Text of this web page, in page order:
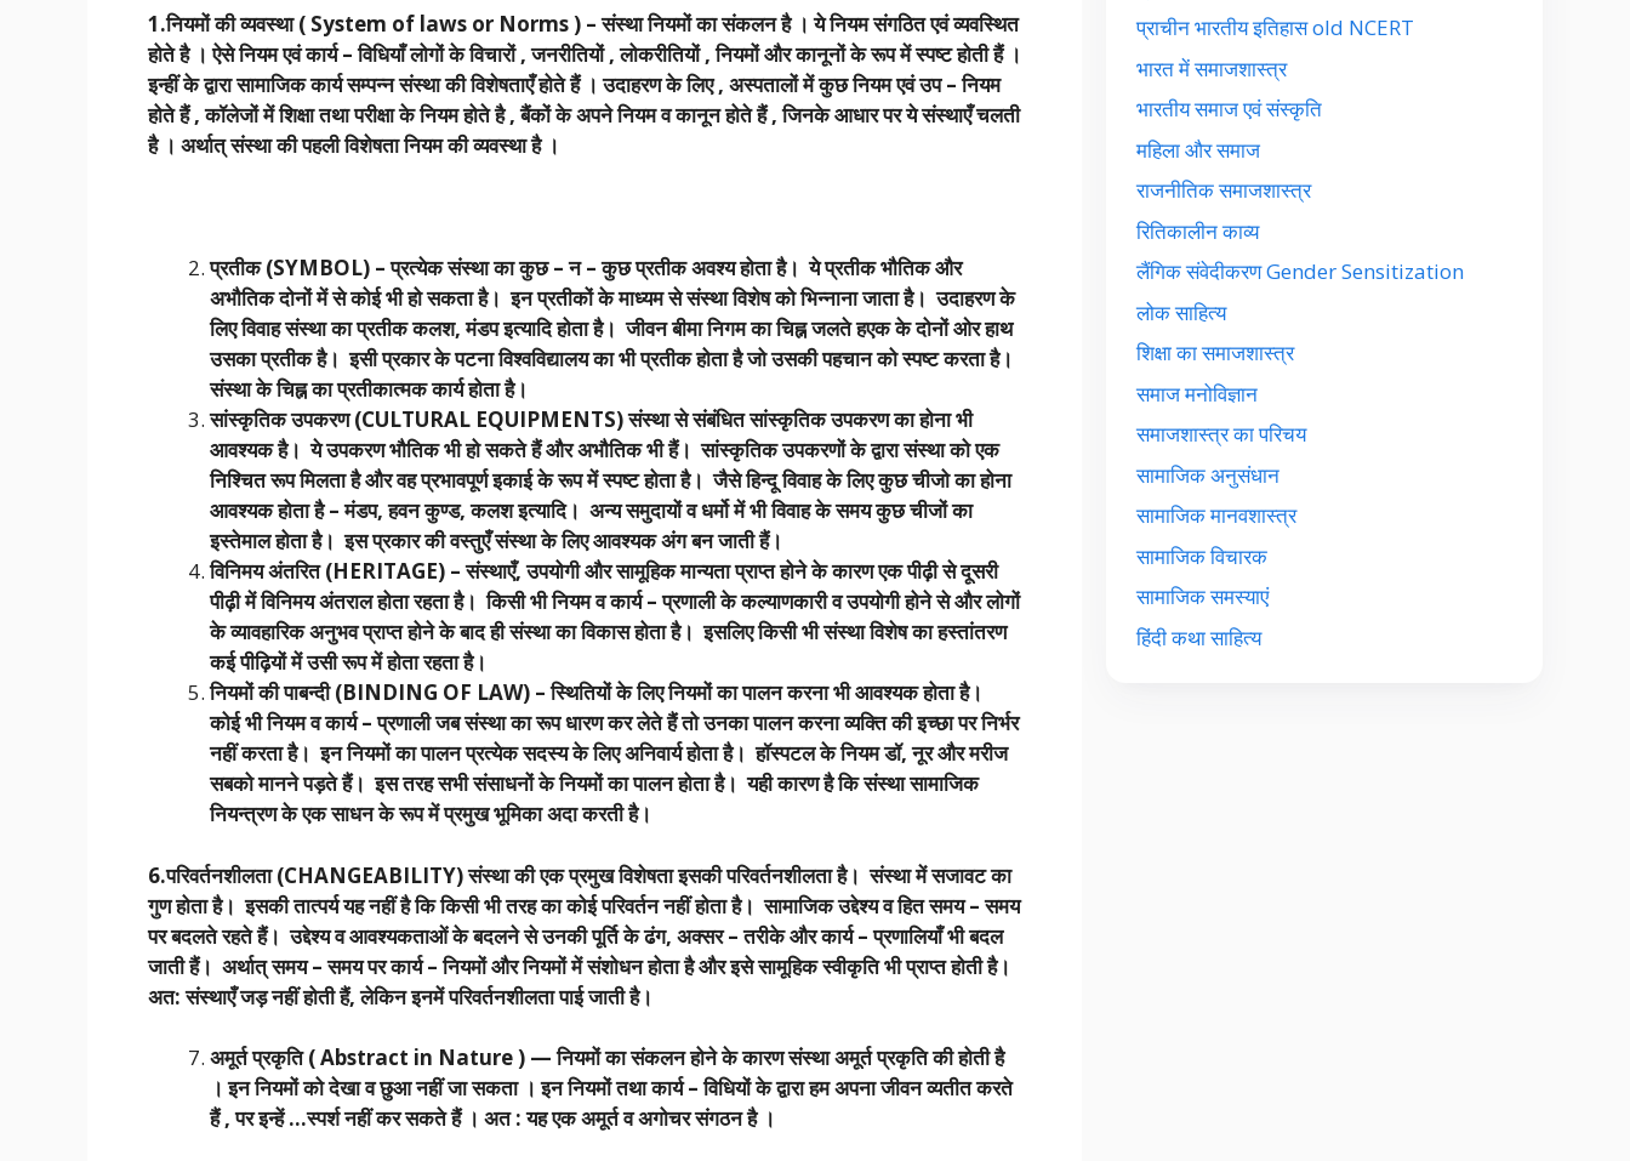
1.नियमों की व्यवस्था ( System of laws or Norms ) – संस्था नियमों का संकलन है । ये नियम संगठित एवं व्यवस्थित
होते है । ऐसे नियम एवं कार्य – विधियाँ लोगों के विचारों , जनरीतियों , लोकरीतियों , नियमों और कानूनों के रूप में स्पष्ट होती हैं ।
इन्हीं के द्वारा सामाजिक कार्य सम्पन्न संस्था की विशेषताएँ होते हैं । उदाहरण के लिए , अस्पतालों में कुछ नियम एवं उप – नियम
होते हैं , कॉलेजों में शिक्षा तथा परीक्षा के नियम होते है , बैंकों के अपने नियम व कानून होते हैं , जिनके आधार पर ये संस्थाएँ चलती
है । अर्थात् संस्था की पहली विशेषता नियम की व्यवस्था है ।
प्रतीक (SYMBOL) – प्रत्येक संस्था का कुछ – न – कुछ प्रतीक अवश्य होता है। ये प्रतीक भौतिक और
अभौतिक दोनों में से कोई भी हो सकता है। इन प्रतीकों के माध्यम से संस्था विशेष को भिन्नाना जाता है। उदाहरण के
लिए विवाह संस्था का प्रतीक कलश, मंडप इत्यादि होता है। जीवन बीमा निगम का चिह्न जलते हएक के दोनों ओर हाथ
उसका प्रतीक है। इसी प्रकार के पटना विश्वविद्यालय का भी प्रतीक होता है जो उसकी पहचान को स्पष्ट करता है।
संस्था के चिह्न का प्रतीकात्मक कार्य होता है।
सांस्कृतिक उपकरण (CULTURAL EQUIPMENTS) संस्था से संबंधित सांस्कृतिक उपकरण का होना भी
आवश्यक है। ये उपकरण भौतिक भी हो सकते हैं और अभौतिक भी हैं। सांस्कृतिक उपकरणों के द्वारा संस्था को एक
निश्चित रूप मिलता है और वह प्रभावपूर्ण इकाई के रूप में स्पष्ट होता है। जैसे हिन्दू विवाह के लिए कुछ चीजो का होना
आवश्यक होता है – मंडप, हवन कुण्ड, कलश इत्यादि। अन्य समुदायों व धर्मो में भी विवाह के समय कुछ चीजों का
इस्तेमाल होता है। इस प्रकार की वस्तुएँ संस्था के लिए आवश्यक अंग बन जाती हैं।
विनिमय अंतरित (HERITAGE) – संस्थाएँ, उपयोगी और सामूहिक मान्यता प्राप्त होने के कारण एक पीढ़ी से दूसरी
पीढ़ी में विनिमय अंतराल होता रहता है। किसी भी नियम व कार्य – प्रणाली के कल्याणकारी व उपयोगी होने से और लोगों
के व्यावहारिक अनुभव प्राप्त होने के बाद ही संस्था का विकास होता है। इसलिए किसी भी संस्था विशेष का हस्तांतरण
कई पीढ़ियों में उसी रूप में होता रहता है।
नियमों की पाबन्दी (BINDING OF LAW) – स्थितियों के लिए नियमों का पालन करना भी आवश्यक होता है।
कोई भी नियम व कार्य – प्रणाली जब संस्था का रूप धारण कर लेते हैं तो उनका पालन करना व्यक्ति की इच्छा पर निर्भर
नहीं करता है। इन नियमों का पालन प्रत्येक सदस्य के लिए अनिवार्य होता है। हॉस्पटल के नियम डॉ, नूर और मरीज
सबको मानने पड़ते हैं। इस तरह सभी संसाधनों के नियमों का पालन होता है। यही कारण है कि संस्था सामाजिक
नियन्त्रण के एक साधन के रूप में प्रमुख भूमिका अदा करती है।
6.परिवर्तनशीलता (CHANGEABILITY) संस्था की एक प्रमुख विशेषता इसकी परिवर्तनशीलता है। संस्था में सजावट का
गुण होता है। इसकी तात्पर्य यह नहीं है कि किसी भी तरह का कोई परिवर्तन नहीं होता है। सामाजिक उद्देश्य व हित समय – समय
पर बदलते रहते हैं। उद्देश्य व आवश्यकताओं के बदलने से उनकी पूर्ति के ढंग, अक्सर – तरीके और कार्य – प्रणालियाँ भी बदल
जाती हैं। अर्थात् समय – समय पर कार्य – नियमों और नियमों में संशोधन होता है और इसे सामूहिक स्वीकृति भी प्राप्त होती है।
अत: संस्थाएँ जड़ नहीं होती हैं, लेकिन इनमें परिवर्तनशीलता पाई जाती है।
अमूर्त प्रकृति ( Abstract in Nature ) — नियमों का संकलन होने के कारण संस्था अमूर्त प्रकृति की होती है
। इन नियमों को देखा व छुआ नहीं जा सकता । इन नियमों तथा कार्य – विधियों के द्वारा हम अपना जीवन व्यतीत करते
हैं , पर इन्हें …स्पर्श नहीं कर सकते हैं । अत : यह एक अमूर्त व अगोचर संगठन है ।
प्राचीन भारतीय इतिहास old NCERT
भारत में समाजशास्त्र
भारतीय समाज एवं संस्कृति
महिला और समाज
राजनीतिक समाजशास्त्र
रितिकालीन काव्य
लैंगिक संवेदीकरण Gender Sensitization
लोक साहित्य
शिक्षा का समाजशास्त्र
समाज मनोविज्ञान
समाजशास्त्र का परिचय
सामाजिक अनुसंधान
सामाजिक मानवशास्त्र
सामाजिक विचारक
सामाजिक समस्याएं
हिंदी कथा साहित्य